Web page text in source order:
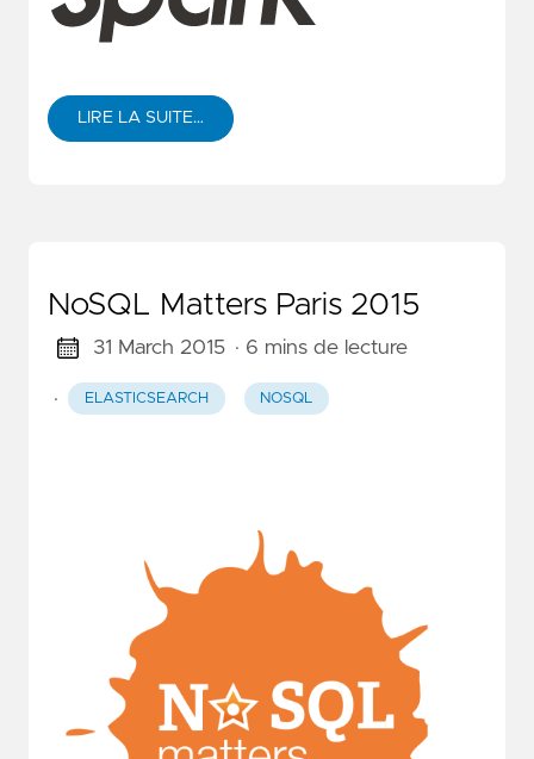
LIRE LA SUITE…
NoSQL Matters Paris 2015
31 March 2015 · 6 mins de lecture
· ELASTICSEARCH NOSQL